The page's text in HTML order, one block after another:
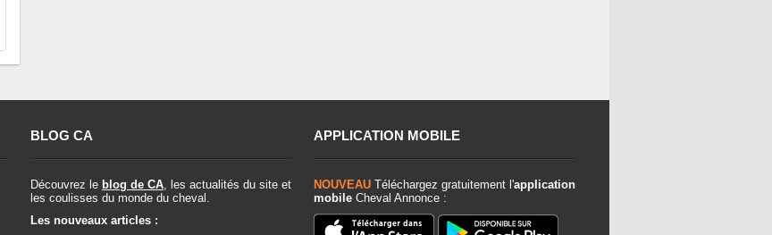
BLOG CA
Découvrez le blog de CA , les actualités du site et
les coulisses du monde du cheval.
Les nouveaux articles :
APPLICATION MOBILE
NOUVEAU Téléchargez gratuitement l'application
mobile Cheval Annonce :